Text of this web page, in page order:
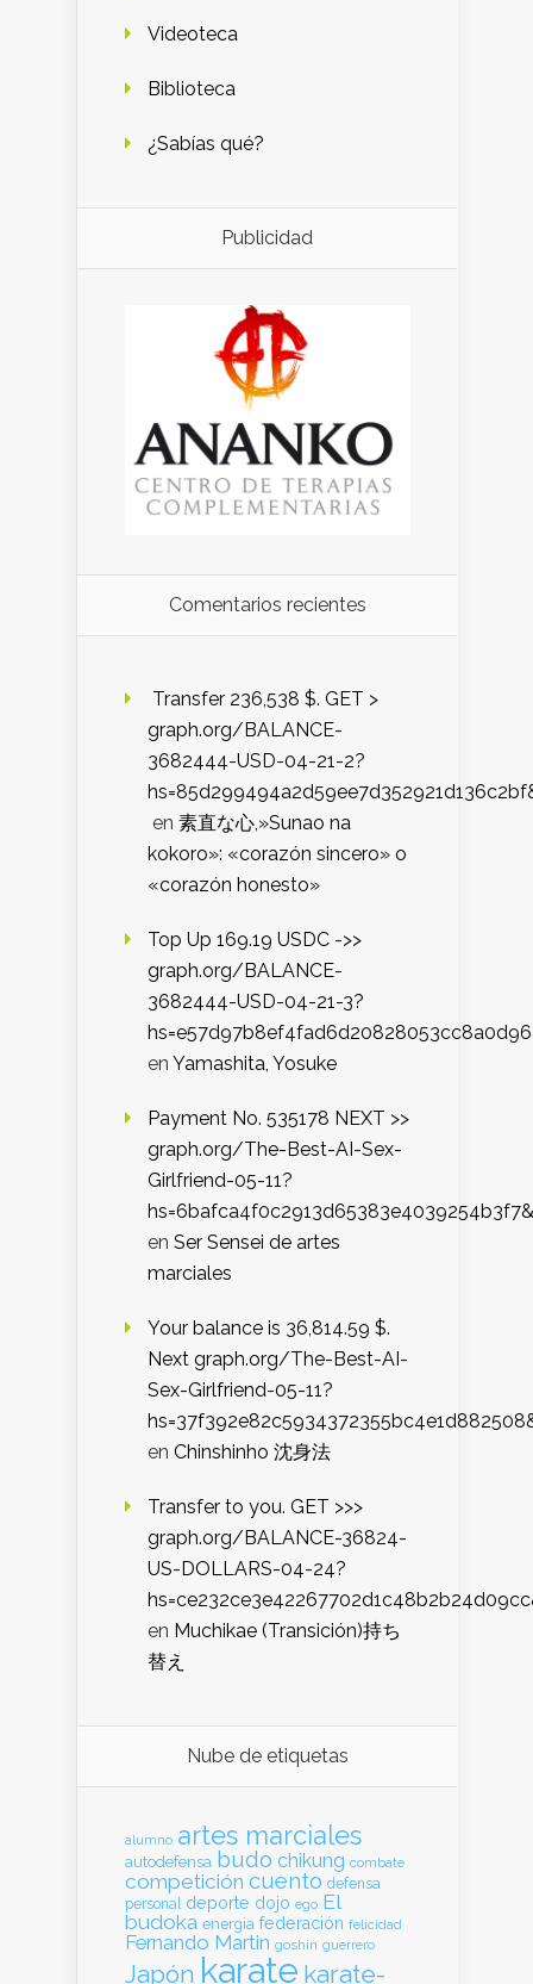
Videoteca
Biblioteca
¿Sabías qué?
Publicidad
Comentarios recientes
️ Transfer 236,538 $. GET >
graph.org/BALANCE-
3682444-USD-04-21-2?
en 素直な心,»Sunao na
kokoro»: «corazón sincero» o
«corazón honesto»
Top Up 169.19 USDC ->>
graph.org/BALANCE-
3682444-USD-04-21-3?
en Yamashita, Yosuke
Payment No. 535178 NEXT >>
graph.org/The-Best-AI-Sex-
Girlfriend-05-11?
hs=6bafca4f0c2913d65383e4039254b3f7&
en Ser Sensei de artes
marciales
Your balance is 36,814.59 $.
Next graph.org/The-Best-AI-
Sex-Girlfriend-05-11?
en Chinshinho 沈身法
Transfer to you. GET >>>
graph.org/BALANCE-36824-
US-DOLLARS-04-24?
en Muchikae (Transición)持ち
替え
Nube de etiquetas
alumno artes marciales
autodefensa budo chikung combate
competición cuento defensa
personal deporte dojo ego El
budoka energia federación felicidad
Fernando Martin goshin guerrero
Japón karate karate-